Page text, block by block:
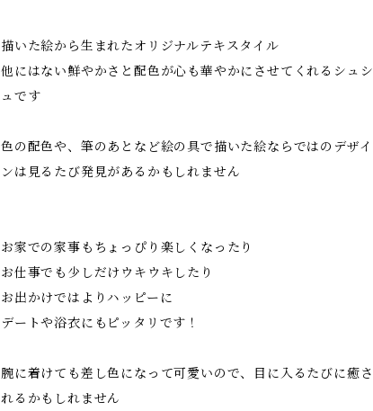
描いた絵から生まれたオリジナルテキスタイル
他にはない鮮やかさと配色が心も華やかにさせてくれるシュシ
ュです
色の配色や、筆のあとなど絵の具で描いた絵ならではのデザイ
ンは見るたび発見があるかもしれません
お家での家事もちょっぴり楽しくなったり
お仕事でも少しだけウキウキしたり
お出かけではよりハッピーに
デートや浴衣にもピッタリです！
腕に着けても差し色になって可愛いので、目に入るたびに癒さ
れるかもしれません